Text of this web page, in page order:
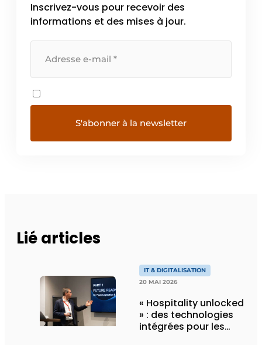
Inscrivez-vous pour recevoir des
informations et des mises à jour.
Lié articles
IT & DIGITALISATION
20 MAI 2026
« Hospitality unlocked
» : des technologies
intégrées pour les